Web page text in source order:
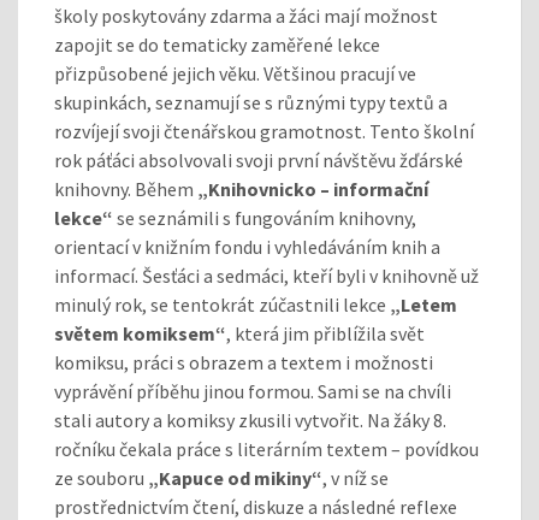
školy poskytovány zdarma a žáci mají možnost
zapojit se do tematicky zaměřené lekce
přizpůsobené jejich věku. Většinou pracují ve
skupinkách, seznamují se s různými typy textů a
rozvíjejí svoji čtenářskou gramotnost. Tento školní
rok páťáci absolvovali svoji první návštěvu žďárské
knihovny. Během „Knihovnicko – informační
lekce“ se seznámili s fungováním knihovny,
orientací v knižním fondu i vyhledáváním knih a
informací. Šesťáci a sedmáci, kteří byli v knihovně už
minulý rok, se tentokrát zúčastnili lekce „Letem
světem komiksem“, která jim přiblížila svět
komiksu, práci s obrazem a textem i možnosti
vyprávění příběhu jinou formou. Sami se na chvíli
stali autory a komiksy zkusili vytvořit. Na žáky 8.
ročníku čekala práce s literárním textem – povídkou
ze souboru „Kapuce od mikiny“, v níž se
prostřednictvím čtení, diskuze a následné reflexe